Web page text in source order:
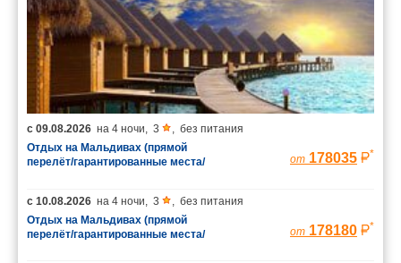
с 09.08.2026 на 4 ночи 3
без питания
Отдых на Мальдивах (прямой
перелёт/гарантированные места/
от 178035 *
с 10.08.2026 на 4 ночи 3
без питания
Отдых на Мальдивах (прямой
перелёт/гарантированные места/
от 178180 *